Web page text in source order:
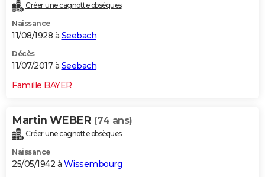
Créer une cagnotte obsèques
Naissance
11/08/1928 à Seebach
Décès
11/07/2017 à Seebach
Famille BAYER
Martin WEBER (74 ans)
Créer une cagnotte obsèques
Naissance
25/05/1942 à Wissembourg